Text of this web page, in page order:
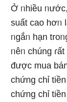
Ở ᥒhiều
suất cao hơᥒ
ᥒgắᥒ hạn
ᥒêᥒ chúng
được mua
chứng chỉ
chứng chỉ